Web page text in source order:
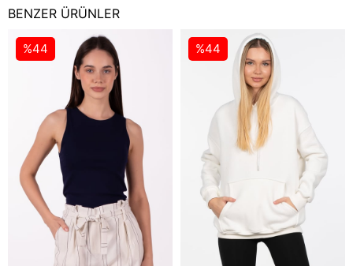
BENZER ÜRÜNLER
%44 %44